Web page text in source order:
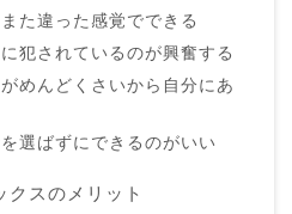
た違った感覚でできる
犯されているのが興奮する
めんどくさいから自分にあ
選ばずにできるのがいい
クスのメリット